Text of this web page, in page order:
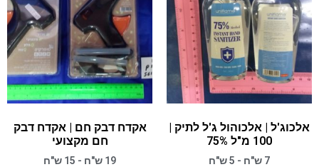
אלכוג'ל | אלכוהול ג'ל לתיק |
100 מ"ל 75%
7 ש"ח - 5 ש"ח
אקדח דבק חם | אקדח דבק
חם מקצועי
19 ש"ח - 15 ש"ח